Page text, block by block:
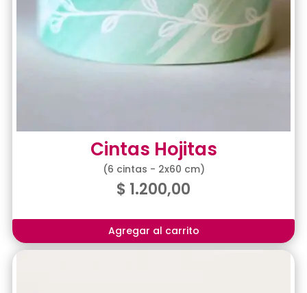
Cintas Hojitas
(6 cintas - 2x60 cm)
$ 1.200,00
Agregar al carrito